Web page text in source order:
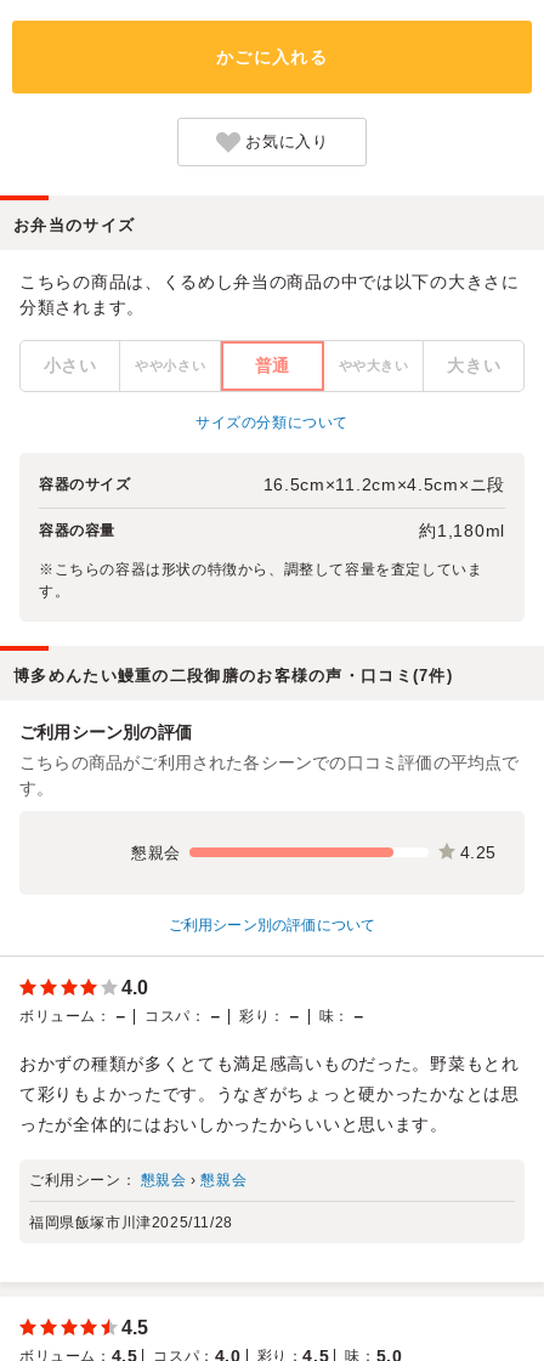
かごに入れる
お気に入り
お弁当のサイズ
こちらの商品は、くるめし弁当の商品の中では以下の大きさに
分類されます。
小さい やや小さい 普通 やや大きい 大きい
サイズの分類について
容器のサイズ 16.5cm×11.2cm×4.5cm×ニ段
容器の容量 約1,180ml
※こちらの容器は形状の特徴から、調整して容量を査定していま
す。
博多めんたい鰻重の二段御膳のお客様の声・口コミ(7件)
ご利用シーン別の評価
こちらの商品がご利用された各シーンでの口コミ評価の平均点で
す。
懇親会 4.25
ご利用シーン別の評価について
4.0
ボリューム ： － コスパ ： － 彩り ： － 味 ： －
おかずの種類が多くとても満足感高いものだった。野菜もとれ
て彩りもよかったです。うなぎがちょっと硬かったかなとは思
ったが全体的にはおいしかったからいいと思います。
ご利用シーン： 懇親会 ›懇親会
福岡県飯塚市川津2025/11/28
4.5
ボリューム ： 4.5 コスパ ： 4.0 彩り ：4.5 味 ： 5.0